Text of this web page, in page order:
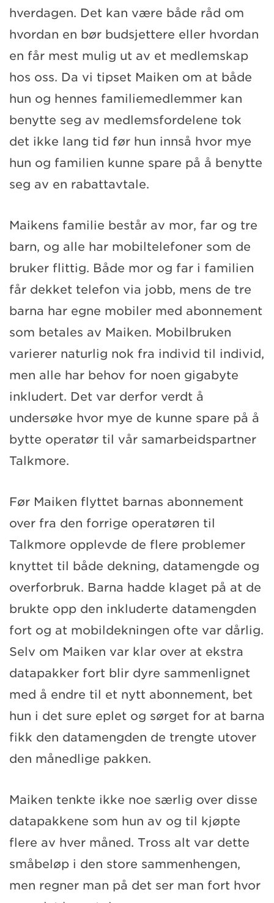
hverdagen. Det kan være både råd om
hvordan en bør budsjettere eller hvordan
en får mest mulig ut av et medlemskap
hos oss. Da vi tipset Maiken om at både
hun og hennes familiemedlemmer kan
benytte seg av medlemsfordelene tok
det ikke lang tid før hun innså hvor mye
hun og familien kunne spare på å benytte
seg av en rabattavtale.
Maikens familie består av mor, far og tre
barn, og alle har mobiltelefoner som de
bruker flittig. Både mor og far i familien
får dekket telefon via jobb, mens de tre
barna har egne mobiler med abonnement
som betales av Maiken. Mobilbruken
varierer naturlig nok fra individ til individ,
men alle har behov for noen gigabyte
inkludert. Det var derfor verdt å
undersøke hvor mye de kunne spare på å
bytte operatør til vår samarbeidspartner
Talkmore.
Før Maiken flyttet barnas abonnement
over fra den forrige operatøren til
Talkmore opplevde de flere problemer
knyttet til både dekning, datamengde og
overforbruk. Barna hadde klaget på at de
brukte opp den inkluderte datamengden
fort og at mobildekningen ofte var dårlig.
Selv om Maiken var klar over at ekstra
datapakker fort blir dyre sammenlignet
med å endre til et nytt abonnement, bet
hun i det sure eplet og sørget for at barna
fikk den datamengden de trengte utover
den månedlige pakken.
Maiken tenkte ikke noe særlig over disse
datapakkene som hun av og til kjøpte
flere av hver måned. Tross alt var dette
småbeløp i den store sammenhengen,
men regner man på det ser man fort hvor